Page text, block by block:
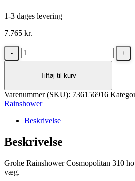
1-3 dages levering
7.765 kr.
Grohe
Rainshower
i
supersteel
væg
Tilføj til kurv
Varenummer (SKU): 736156916
Rainshower
Beskrivelse
Beskrivelse
Grohe Rainshower Cosmopolitan 310
væg.